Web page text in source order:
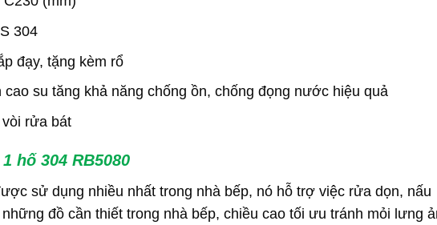
304
đạy, tặng kèm rổ
su tăng khả năng chống ồn, chống đọng nước hiệu quả
rửa bát
hố 304 RB5080
sử dụng nhiều nhất trong nhà bếp, nó hỗ trợ việc rửa dọn, nấu
đồ cần thiết trong nhà bếp, chiều cao tối ưu tránh mỏi lưng